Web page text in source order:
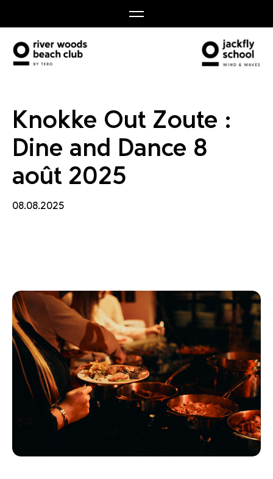
Knokke Out Zoute :
Dine and Dance 8
août 2025
08.08.2025